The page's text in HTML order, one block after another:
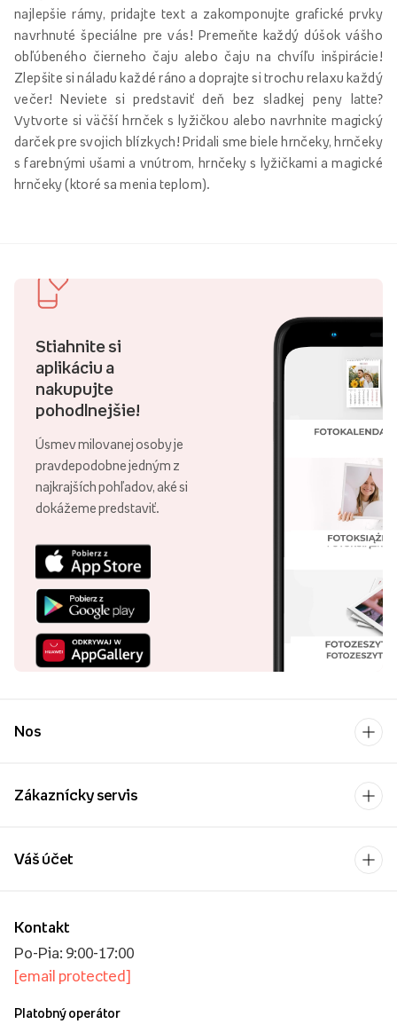
najlepšie rámy, pridajte text a zakomponujte grafické prvky
navrhnuté špeciálne pre vás! Premeňte každý dúšok vášho
obľúbeného čierneho čaju alebo čaju na chvíľu inšpirácie!
Zlepšite si náladu každé ráno a doprajte si trochu relaxu každý
večer! Neviete si predstaviť deň bez sladkej peny latte?
Vytvorte si väčší hrnček s lyžičkou alebo navrhnite magický
darček pre svojich blízkych! Pridali sme biele hrnčeky, hrnčeky
s farebnými ušami a vnútrom, hrnčeky s lyžičkami a magické
hrnčeky (ktoré sa menia teplom).
Stiahnite si
aplikáciu a
nakupujte
pohodlnejšie!
Úsmev milovanej osoby je
pravdepodobne jedným z
najkrajších pohľadov, aké si
dokážeme predstaviť.
Nos
Zákaznícky servis
Kontakt
Po-Pia: 9:00-17:00
[email protected]
Platobný operátor
Váš účet